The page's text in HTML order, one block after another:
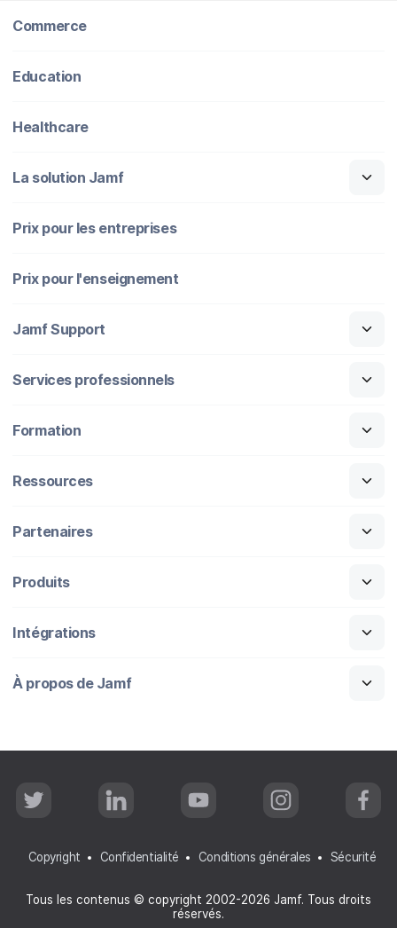
Commerce
Education
Healthcare
La solution Jamf
Prix pour les entreprises
Prix pour l'enseignement
Jamf Support
Services professionnels
Formation
Ressources
Partenaires
Produits
Intégrations
À propos de Jamf
Tous les contenus © copyright 2002-2026 Jamf. Tous droits
réservés.
Copyright Confidentialité Conditions générales Sécurité
T
w
t
e
L
i
e
d
n
Y
o
u
b
I
n
a
g
a
m
F
a
b
o
k